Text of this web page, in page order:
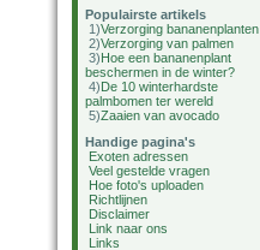
Populairste artikels
1)Verzorging bananenplanten
2)Verzorging van palmen
3)Hoe een bananenplant
beschermen in de winter?
4)De 10 winterhardste
palmbomen ter wereld
5)Zaaien van avocado
Handige pagina's
Exoten adressen
Veel gestelde vragen
Hoe foto's uploaden
Richtlijnen
Disclaimer
Link naar ons
Links